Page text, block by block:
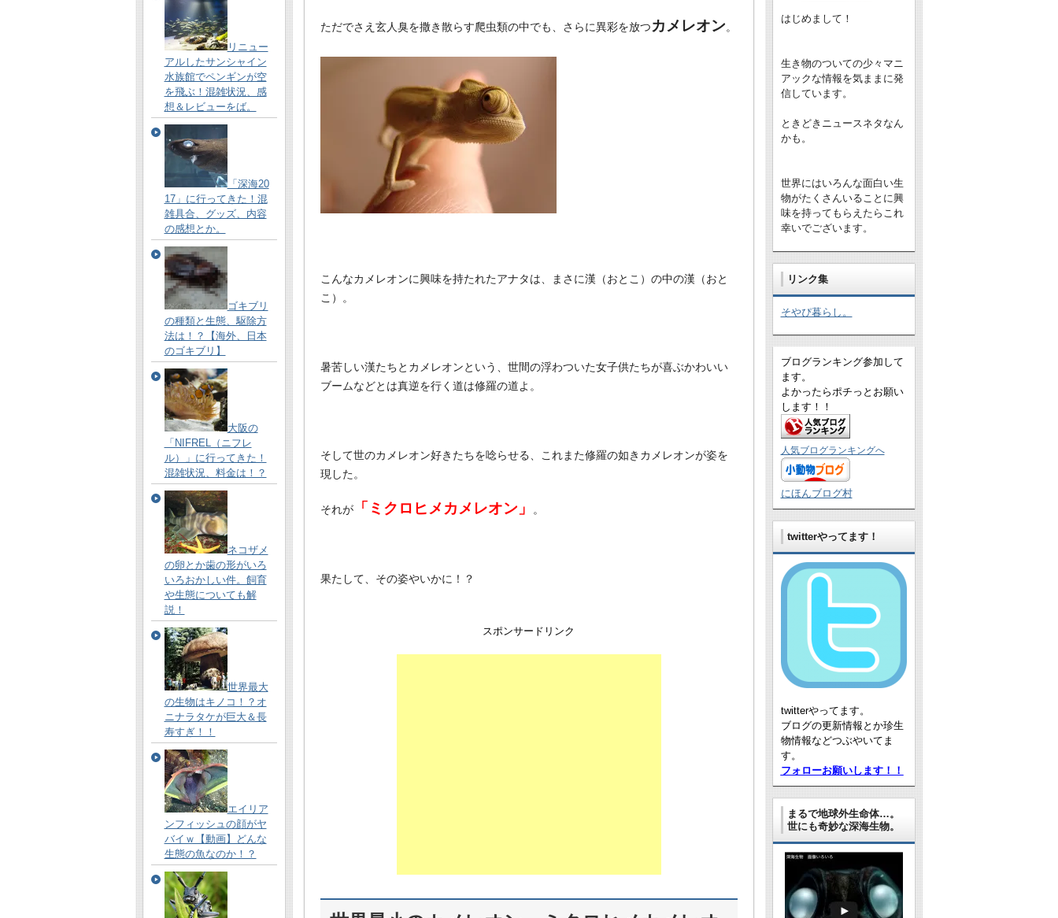
ただでさえ玄人臭を撒き散らす爬虫類の中でも、さらに異彩を放つカメレオン。
こんなカメレオンに興味を持たれたアナタは、まさに漢（おとこ）の中の漢（おと
こ）。
暑苦しい漢たちとカメレオンという、世間の浮わついた女子供たちが喜ぶかわいい
ブームなどとは真逆を行く道は修羅の道よ。
そして世のカメレオン好きたちを唸らせる、これまた修羅の如きカメレオンが姿を
現した。
それが「ミクロヒメカメレオン」 。
果たして、その姿やいかに！？
スポンサードリンク
リニュー
アルしたサンシャイン
水族館でペンギンが空
を飛ぶ！混雑状況、感
想＆レビューをば。
「深海20
17」に行ってきた！混
雑具合、グッズ、内容
の感想とか。
ゴキブリ
の種類と生態、駆除方
法は！？【海外、日本
のゴキブリ】
大阪の
「NIFREL（ニフレ
ル）」に行ってきた！
混雑状況、料金は！？
ネコザメ
の卵とか歯の形がいろ
いろおかしい件。飼育
や生態についても解
説！
世界最大
の生物はキノコ！？オ
ニナラタケが巨大＆長
寿すぎ！！
エイリア
ンフィッシュの顔がヤ
バイｗ【動画】どんな
生態の魚なのか！？
はじめまして！
生き物のついての少々マニ
アックな情報を気ままに発
信しています。
ときどきニュースネタなん
かも。
世界にはいろんな面白い生
物がたくさんいることに興
味を持ってもらえたらこれ
幸いでございます。
リンク集
そやぴ暮らし。
ブログランキング参加して
ます。
よかったらポチっとお願い
します！！
人気ブログランキングへ
にほんブログ村
twitterやってます！
twitterやってます。
ブログの更新情報とか珍生
物情報などつぶやいてま
す。
フォローお願いします！！
まるで地球外生命体…。
世にも奇妙な深海生物。